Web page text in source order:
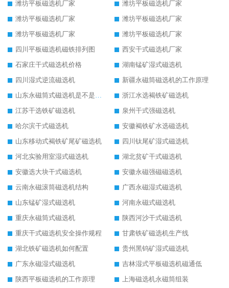
潍坊平板磁选机厂家
潍坊平板磁选机厂家
潍坊平板磁选机厂家
潍坊平板磁选机厂家
潍坊平板磁选机厂家
潍坊平板磁选机厂家
四川平板磁选机磁铁排列图
西安干式磁选机厂家
石家庄干式磁选机价格
湖南锰矿湿式磁选机
四川湿式逆流磁选机
新疆永磁筒磁选机的工作原理
浙江水选褐铁矿磁选机
江苏干选铁矿磁选机
泉州干式强磁选机
哈尔滨干式磁选机
安徽褐铁矿水选磁选机
山东移动式褐铁矿尾矿磁选机
四川钛尾矿湿式磁选机
河北实验用室湿式磁选机
湖北贫矿干式磁选机
安徽选大块干式磁选机
安徽永磁强磁磁选机
云南永磁滚筒磁选机结构
广西永磁湿式磁选机
山东锰矿湿式磁选机
河南永磁式磁选机
重庆永磁筒式磁选机
陕西河沙干式磁选机
重庆干式磁选机安全操作规程
甘肃铁矿磁选机生产线
湖北铁矿磁选机如何配置
贵州黑钨矿湿式磁选机
广东永磁湿式磁选机
吉林湿式平板磁选机磁通低
陕西平板磁选机的工作原理
上海磁选机永磁筒组装